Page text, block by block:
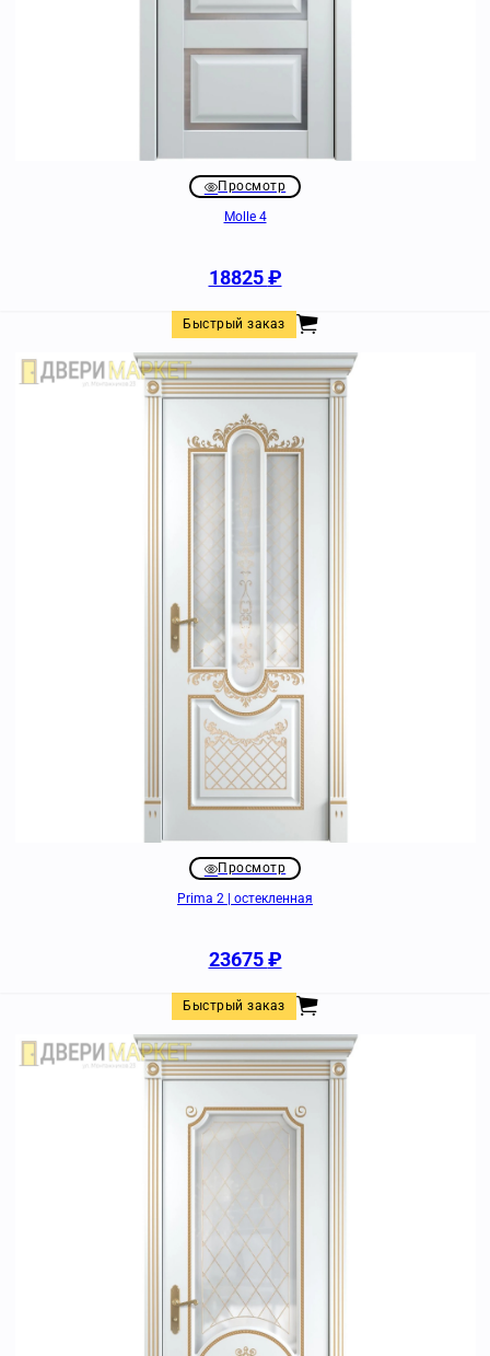
Просмотр
Molle 4
18825₽
Быстрый заказ
Просмотр
Prima 2 | остекленная
23675₽
Быстрый заказ